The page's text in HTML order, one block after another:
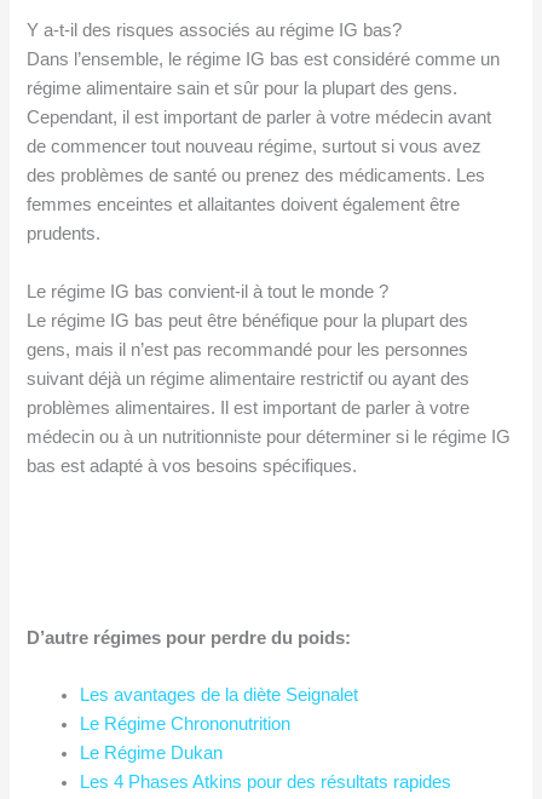
Y a-t-il des risques associés au régime IG bas?
Dans l’ensemble, le régime IG bas est considéré comme un
régime alimentaire sain et sûr pour la plupart des gens.
Cependant, il est important de parler à votre médecin avant
de commencer tout nouveau régime, surtout si vous avez
des problèmes de santé ou prenez des médicaments. Les
femmes enceintes et allaitantes doivent également être
prudents.
Le régime IG bas convient-il à tout le monde ?
Le régime IG bas peut être bénéfique pour la plupart des
gens, mais il n’est pas recommandé pour les personnes
suivant déjà un régime alimentaire restrictif ou ayant des
problèmes alimentaires. Il est important de parler à votre
médecin ou à un nutritionniste pour déterminer si le régime IG
bas est adapté à vos besoins spécifiques.
D’autre régimes pour perdre du poids:
Les avantages de la diète Seignalet
Le Régime Chrononutrition
Le Régime Dukan
Les 4 Phases Atkins pour des résultats rapides